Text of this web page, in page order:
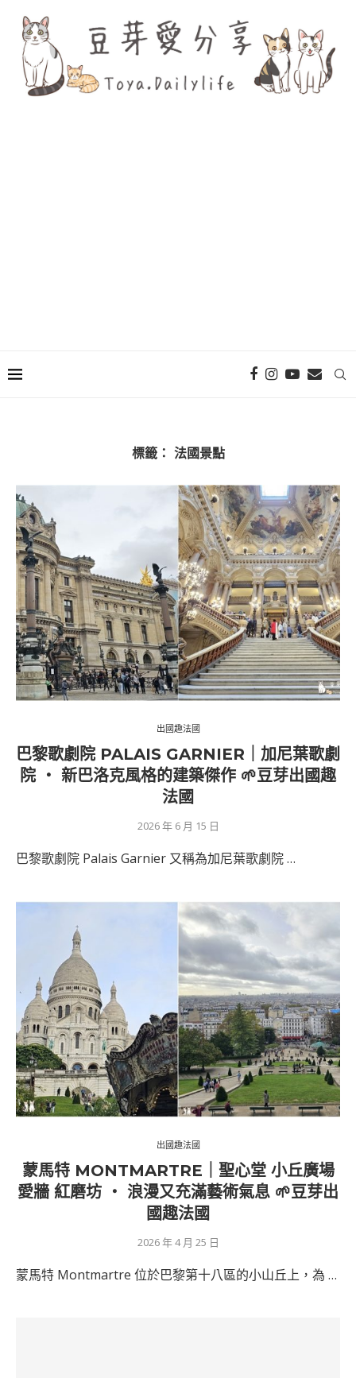
標籤： 法國景點
出國趣法國
巴黎歌劇院 PALAIS GARNIER｜加尼葉歌劇
院 ‧ 新巴洛克風格的建築傑作 🌱豆芽出國趣
法國
2026 年 6 月 15 日
巴黎歌劇院 Palais Garnier 又稱為加尼葉歌劇院 …
出國趣法國
蒙馬特 MONTMARTRE｜聖心堂 小丘廣場
愛牆 紅磨坊 ‧ 浪漫又充滿藝術氣息 🌱豆芽出
國趣法國
2026 年 4 月 25 日
蒙馬特 Montmartre 位於巴黎第十八區的小山丘上，為 …